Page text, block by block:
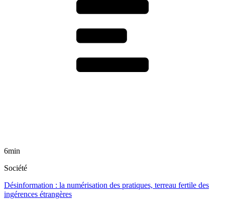
6min
Société
Désinformation : la numérisation des pratiques, terreau fertile des
ingérences étrangères